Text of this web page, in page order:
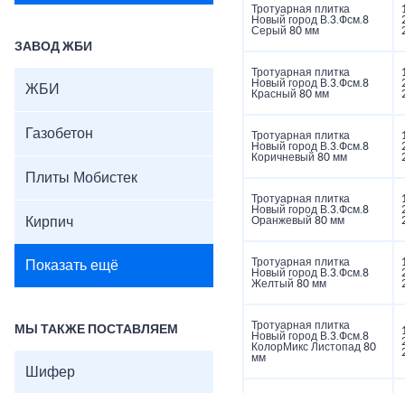
ЗАВОД ЖБИ
ЖБИ
Газобетон
Плиты Мобистек
Кирпич
Показать ещё
МЫ ТАКЖЕ ПОСТАВЛЯЕМ
Шифер
Тротуарная плитка
Новый город В.3.Фсм.8
Серый 80 мм
Тротуарная плитка
Новый город В.3.Фсм.8
Красный 80 мм
Тротуарная плитка
Новый город В.3.Фсм.8
Коричневый 80 мм
Тротуарная плитка
Новый город В.3.Фсм.8
Оранжевый 80 мм
Тротуарная плитка
Новый город В.3.Фсм.8
Желтый 80 мм
Тротуарная плитка
Новый город В.3.Фсм.8
КолорМикс Листопад 80
мм